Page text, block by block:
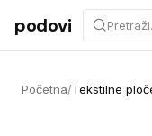
Preskoči na sadržaj
podovi
Početna/Tekstilne